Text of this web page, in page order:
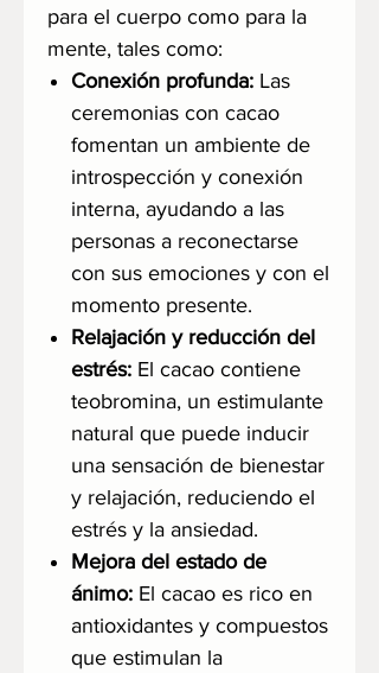
para el cuerpo como para la
mente, tales como:
Conexión profunda: Las
ceremonias con cacao
fomentan un ambiente de
introspección y conexión
interna, ayudando a las
personas a reconectarse
con sus emociones y con el
momento presente.
Relajación y reducción del
estrés: El cacao contiene
teobromina, un estimulante
natural que puede inducir
una sensación de bienestar
y relajación, reduciendo el
estrés y la ansiedad.
Mejora del estado de
ánimo: El cacao es rico en
antioxidantes y compuestos
que estimulan la